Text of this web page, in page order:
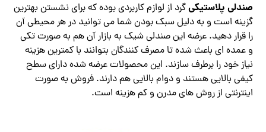
صندلی پلاستیکیگرد از لوازم کاربردی بوده که برای نشستن بهترین
گزینه است و به دلیل سبک بودن شما می توانید در هر محیطی آن
را قرار دهید. عرضه این صندلی شیک به بازار آن هم به صورت تکی
و عمده ای باعث شده تا مصرف کنندگان بتوانند با کمترین هزینه
نیاز خود را برطرف سازند. این محصولات عرضه شده دارای سطح
کیفی بالایی هستند و دوام بالایی هم دارند. فروش به صورت
اینترنتی از روش های مدرن و کم هزینه است.‌